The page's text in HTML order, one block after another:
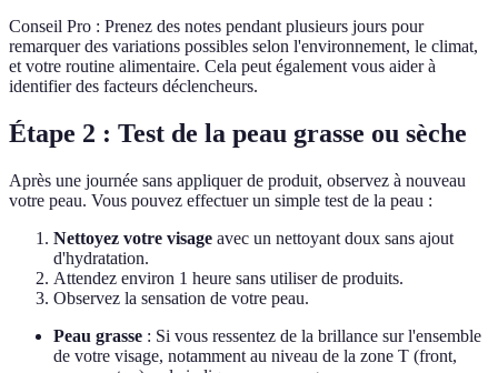
Conseil Pro : Prenez des notes pendant plusieurs jours pour
remarquer des variations possibles selon l'environnement, le climat,
et votre routine alimentaire. Cela peut également vous aider à
identifier des facteurs déclencheurs.
Étape 2 : Test de la peau grasse ou sèche
Après une journée sans appliquer de produit, observez à nouveau
votre peau. Vous pouvez effectuer un simple test de la peau :
Nettoyez votre visage avec un nettoyant doux sans ajout
d'hydratation.
Attendez environ 1 heure sans utiliser de produits.
Observez la sensation de votre peau.
Peau grasse : Si vous ressentez de la brillance sur l'ensemble
de votre visage, notamment au niveau de la zone T (front,